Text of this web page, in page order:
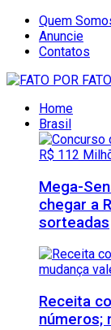
Quem
Anuncie
Contatos
Home
Brasil
Mega-
chegar a
sorteadas
Receita
números;